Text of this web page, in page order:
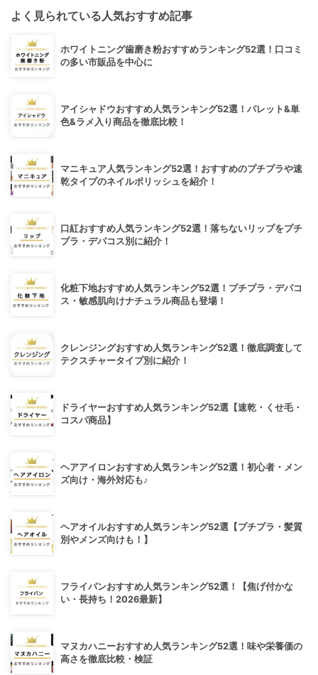
よく見られている人気おすすめ記事
ホワイトニング歯磨き粉おすすめランキング52選！口コミ
の多い市販品を中心に
アイシャドウおすすめ人気ランキング52選！パレット&単
色&ラメ入り商品を徹底比較！
マニキュア人気ランキング52選！おすすめのプチプラや速
乾タイプのネイルポリッシュを紹介！
口紅おすすめ人気ランキング52選！落ちないリップをプチ
プラ・デパコス別に紹介！
化粧下地おすすめ人気ランキング52選！プチプラ・デパコ
ス・敏感肌向けナチュラル商品も登場！
クレンジングおすすめ人気ランキング52選！徹底調査して
テクスチャータイプ別に紹介！
ドライヤーおすすめ人気ランキング52選【速乾・くせ毛・
コスパ商品】
ヘアアイロンおすすめ人気ランキング52選！初心者・メン
ズ向け・海外対応も♪
ヘアオイルおすすめ人気ランキング52選【プチプラ・髪質
別やメンズ向けも！】
フライパンおすすめ人気ランキング52選！【焦げ付かな
い・長持ち！2026最新】
マヌカハニーおすすめ人気ランキング52選！味や栄養価の
高さを徹底比較・検証